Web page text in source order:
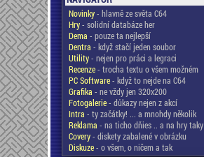
Novinky- hlavně ze světa C64
Hry- solidní databáze her
Dema - pouze ta nejlepší
Dentra - když stačí jeden soubor
Utility- nejen pro práci a legraci
Recenze- trocha textu o všem možném
PC Software- když to nejde na C64
Grafika - ne vždy jen 320x200
Fotogalerie- důkazy nejen z akcí
Intra - ty začátky! ... a mnohdy několik
Reklama - na ticho dňies .. a na hry taky
Covery- diskety zabalené v obrázku
Diskuze- o všem, o ničem a tak